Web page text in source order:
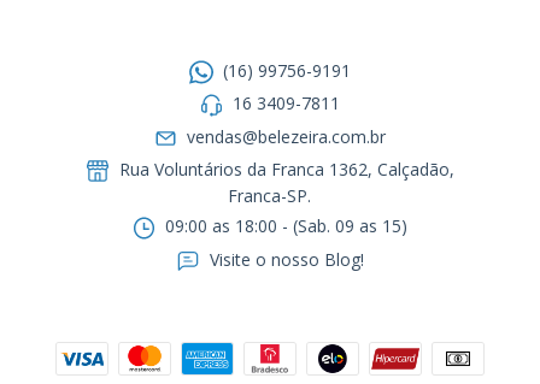
(16) 99756-9191
16 3409-7811
vendas@belezeira.com.br
Rua Voluntários da Franca 1362, Calçadão,
Franca-SP.ㅤㅤㅤㅤㅤㅤㅤㅤㅤㅤㅤ
09:00 as 18:00 - (Sab. 09 as 15)
Visite o nosso Blog!